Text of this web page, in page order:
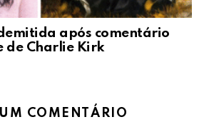
após comentário
de Charlie Kirk
COMENTÁRIO